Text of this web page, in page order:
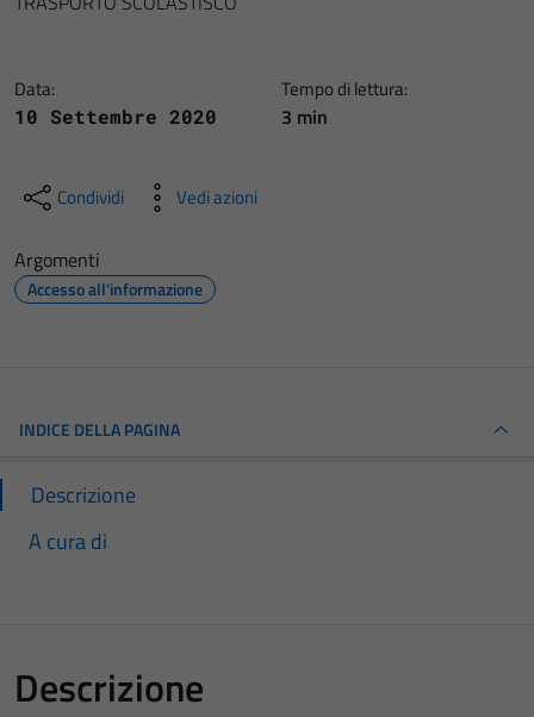
Data:
10 Settembre 2020
Tempo di lettura:
3 min
Condividi Vedi azioni
Argomenti
Accesso all'informazione
INDICE DELLA PAGINA
Descrizione
A cura di
Descrizione